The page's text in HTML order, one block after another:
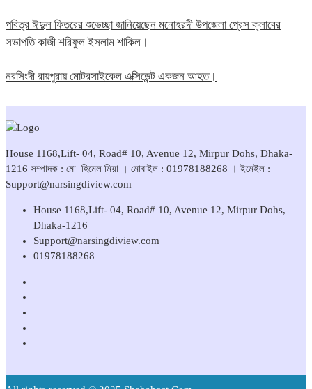
পবিত্র ঈদুল ফিতরের শুভেচ্ছা জানিয়েছেন মনোহরদী উপজেলা প্রেস ক্লাবের
সভাপতি কাজী শরিফুল ইসলাম শাকিল।
নরসিংদী রায়পুরায় মোটরসাইকেল এক্সিডেন্ট একজন আহত।
House 1168,Lift- 04, Road# 10, Avenue 12, Mirpur Dohs, Dhaka-
1216 সম্পাদক : মো হিমেল মিয়া । মোবাইল : 01978188268 । ইমেইল :
Support@narsingdiview.com
House 1168,Lift- 04, Road# 10, Avenue 12, Mirpur Dohs,
Dhaka-1216
Support@narsingdiview.com
01978188268